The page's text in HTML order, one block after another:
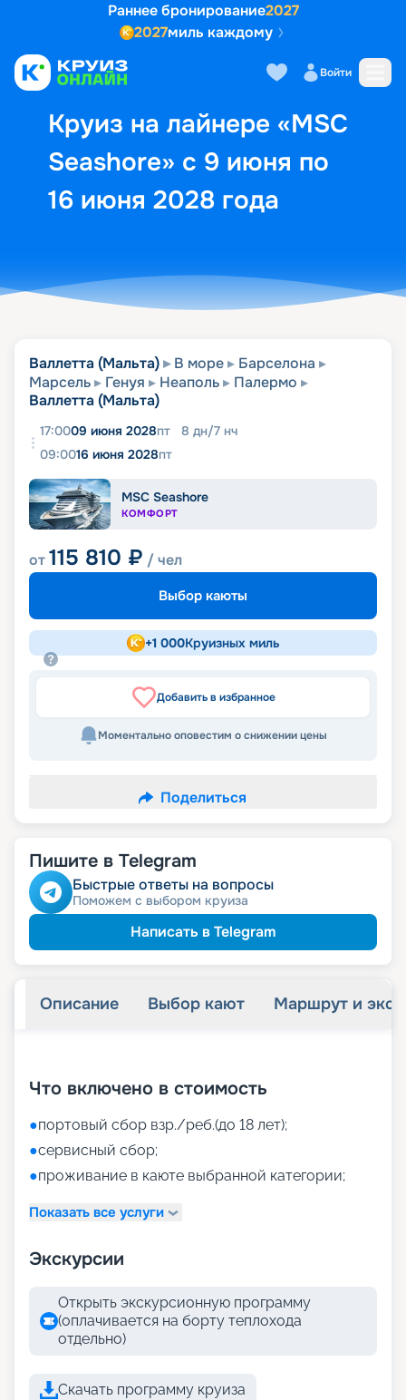
Раннее бронирование2027
2027миль каждому
Войти
Круиз на лайнере «MSC
Seashore» с 9 июня по
16 июня 2028 года
Выбор кают Маршрут и
Валлетта (Мальта) В море
Барселона
Марсель
Генуя Неаполь
Палермо
Валлетта (Мальта)
17:0009 июня 2028пт 8 дн/7 нч
09:0016 июня 2028пт
MSC Seashore
КОМФОРТ
от115 810 ₽ / чел
Выбор каюты
+1 000Круизных миль
Добавить в избранное
Моментально оповестим о снижении цены
Поделиться
Пишите в Telegram
Быстрые ответы на вопросы
Поможем с выбором круиза
Написать в Telegram
Описание Выбор кают Маршрут и
Что включено в стоимость
●портовый сбор взр./реб.(до 18 лет);
●сервисный сбор;
●проживание в каюте выбранной категории;
Показать все услуги
Экскурсии
Открыть экскурсионную программу
(оплачивается на борту теплохода
отдельно)
Скачать программу круиза